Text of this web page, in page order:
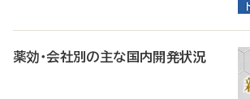
薬効・会社別の主な国内開発状況